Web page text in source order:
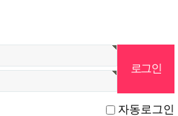
자동로그인